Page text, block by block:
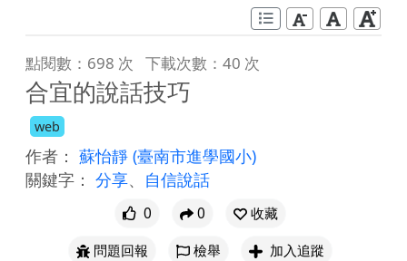
點閱數：698 次 下載次數：40 次
合宜的說話技巧
web
作者： 蘇怡靜 (臺南市進學國小)
關鍵字： 分享、 自信說話
0 0
收藏
問題回報
檢舉 加入追蹤